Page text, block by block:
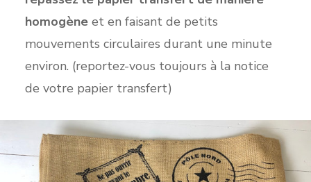
homogèneet en faisant de petits
mouvements circulaires durant une minute
environ. (reportez-vous toujours à la notice
de votre papier transfert)